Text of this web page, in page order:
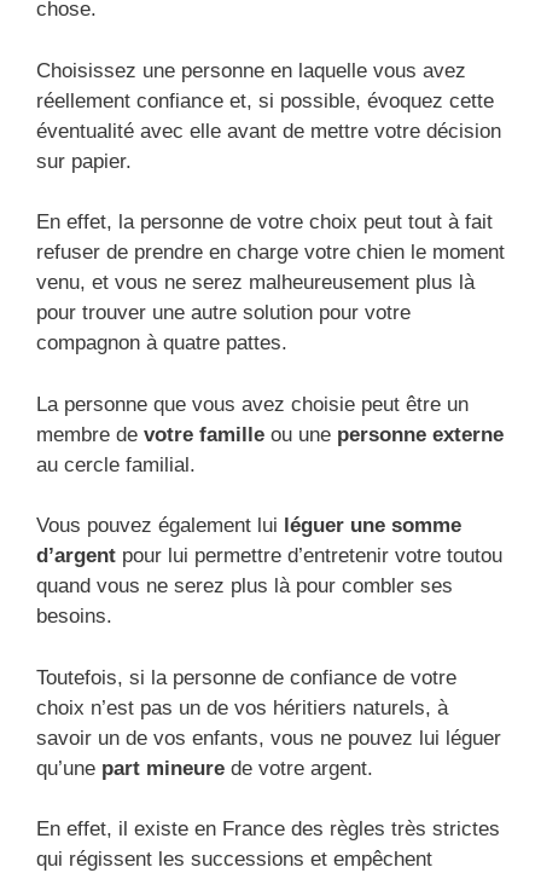
chose.
Choisissez une personne en laquelle vous avez
réellement confiance et, si possible, évoquez cette
éventualité avec elle avant de mettre votre décision
sur papier.
En effet, la personne de votre choix peut tout à fait
refuser de prendre en charge votre chien le moment
venu, et vous ne serez malheureusement plus là
pour trouver une autre solution pour votre
compagnon à quatre pattes.
La personne que vous avez choisie peut être un
membre de votre famille ou une personne externe
au cercle familial.
Vous pouvez également lui léguer une somme
d’argent pour lui permettre d’entretenir votre toutou
quand vous ne serez plus là pour combler ses
besoins.
Toutefois, si la personne de confiance de votre
choix n’est pas un de vos héritiers naturels, à
savoir un de vos enfants, vous ne pouvez lui léguer
qu’une part mineure de votre argent.
En effet, il existe en France des règles très strictes
qui régissent les successions et empêchent